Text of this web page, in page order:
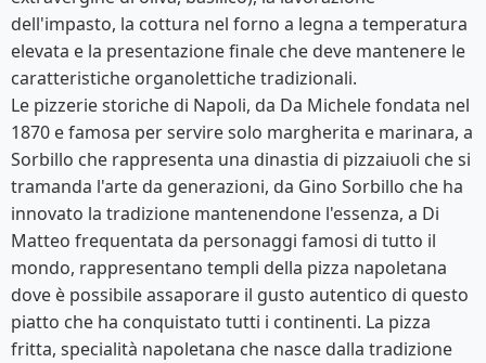
dell'impasto, la cottura nel forno a legna a temperatura
elevata e la presentazione finale che deve mantenere le
caratteristiche organolettiche tradizionali.
Le pizzerie storiche di Napoli, da Da Michele fondata nel
1870 e famosa per servire solo margherita e marinara, a
Sorbillo che rappresenta una dinastia di pizzaiuoli che si
tramanda l'arte da generazioni, da Gino Sorbillo che ha
innovato la tradizione mantenendone l'essenza, a Di
Matteo frequentata da personaggi famosi di tutto il
mondo, rappresentano templi della pizza napoletana
dove è possibile assaporare il gusto autentico di questo
piatto che ha conquistato tutti i continenti. La pizza
fritta, specialità napoletana che nasce dalla tradizione